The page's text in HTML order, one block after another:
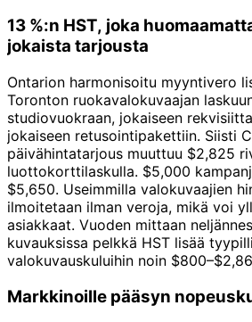
13 %:n HST, joka
jokaista tarjousta
Ontarion harmonisoitu myyntivero
Toronton ruokavalokuvaajan
studiovuokraan, jokaiseen
jokaiseen retusointipakettiin. Siisti
päivähintatarjous muuttuu $2,825
luottokorttilaskulla. $5,000
$5,650. Useimmilla valokuvaajien
ilmoitetaan ilman veroja, mikä voi
asiakkaat. Vuoden mittaan
kuvauksissa pelkkä HST lisää
valokuvauskuluihin noin
Markkinoille pääsyn